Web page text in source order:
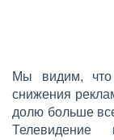
Мы видим,
снижения
долю больше